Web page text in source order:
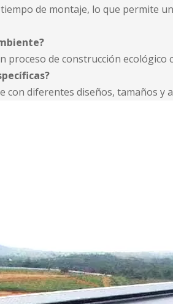
de montaje, lo que permite
proceso de construcción ecológico
diferentes diseños, tamaños y